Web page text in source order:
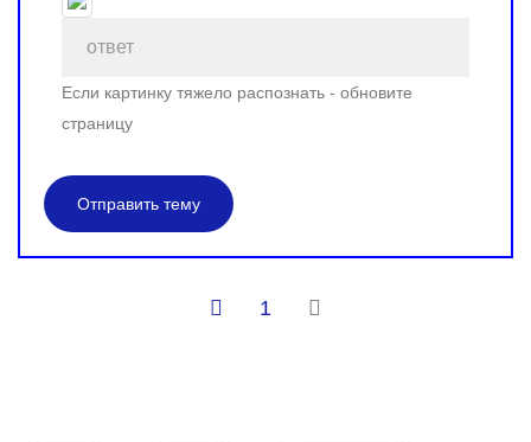
Если картинку тяжело распознать - обновите
страницу
Отправить тему
1